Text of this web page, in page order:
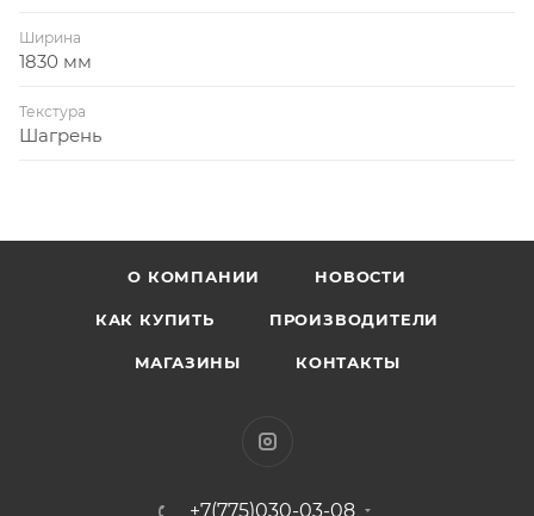
Ширина
1830 мм
Текстура
Шагрень
О КОМПАНИИ НОВОСТИ
КАК КУПИТЬ ПРОИЗВОДИТЕЛИ
МАГАЗИНЫ КОНТАКТЫ
+7(775)030-03-08